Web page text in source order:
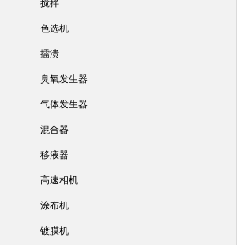
搅拌
色选机
擂溃
臭氧发生器
气体发生器
混合器
移液器
高速相机
涂布机
镀膜机